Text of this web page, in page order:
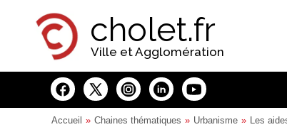
cholet.fr
Ville et Agglomération
Accueil Chaines thématiques Urbanisme Les